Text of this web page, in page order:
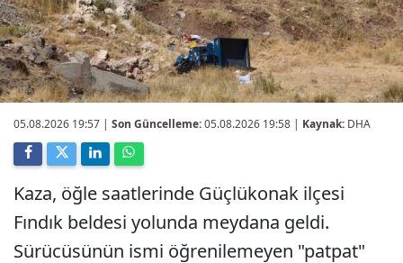
05.08.2026 19:57 | Son Güncelleme:05.08.2026 19:58 | Kaynak: DHA
Kaza, öğle saatlerinde Güçlükonak ilçesi
Fındık beldesi yolunda meydana geldi.
Sürücüsünün ismi öğrenilemeyen "patpat"